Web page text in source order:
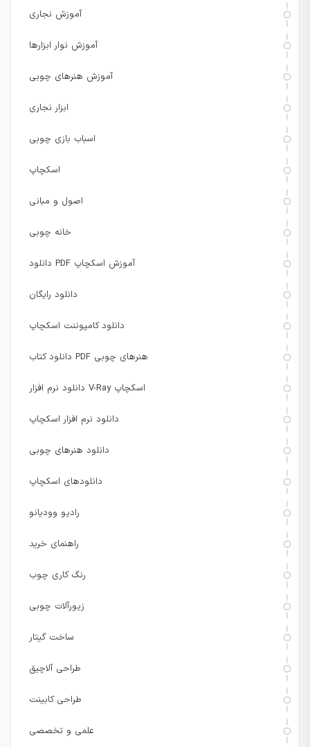
آموزش نجاری
آموزش نوار ابزارها
آموزش هنرهای چوبی
ابزار نجاری
اسباب بازی چوبی
اسکچاپ
اصول و مبانی
خانه چوبی
دانلود PDF آموزش اسکچاپ
دانلود رایگان
دانلود کامپوننت اسکچاپ
دانلود کتاب PDF هنرهای چوبی
دانلود نرم افزار V-Ray اسکچاپ
دانلود نرم افزار اسکچاپ
دانلود هنرهای چوبی
دانلودهای اسکچاپ
رادیو وودیانو
راهنمای خرید
رنگ کاری چوب
زیورآلات چوبی
ساخت گیتار
طراحی آلاچیق
طراحی کابینت
علمی و تخصصی